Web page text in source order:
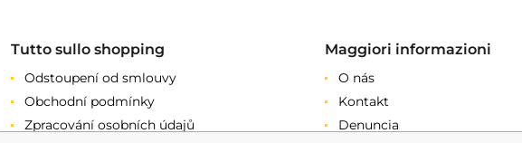
Tutto sullo shopping
Odstoupení od smlouvy
Obchodní podmínky
Zpracování osobních údajů
Maggiori informazioni
O nás
Kontakt
Denuncia